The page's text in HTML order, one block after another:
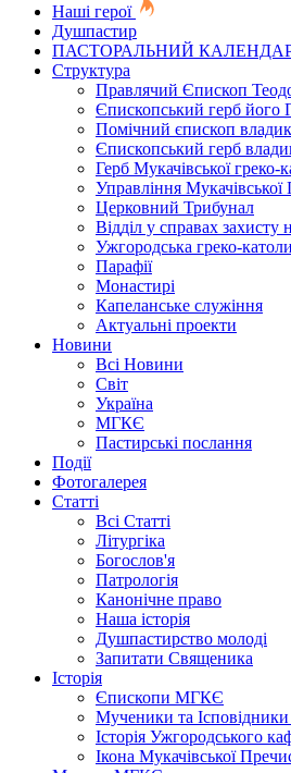
Наші герої
Душпастир
ПАСТОРАЛЬНИЙ
Структура
Правлячий Єпископ
Єпископський герб його
Помічний єпископ
Єпископський герб
Герб Мукачівської греко-
Управління Мукачівської
Церковний Трибунал
Відділ у справах захисту
Ужгородська греко-
Парафії
Монастирі
Капеланське служіння
Актуальні проекти
Новини
Всі Новини
Світ
Україна
МГКЄ
Пастирські послання
Події
Фотогалерея
Статті
Всі Статті
Літургіка
Богослов'я
Патрологія
Канонічне право
Наша історія
Душпастирство молоді
Запитати Священика
Історія
Єпископи МГКЄ
Мученики та Ісповідники
Історія Ужгородського
Ікона Мукачівської